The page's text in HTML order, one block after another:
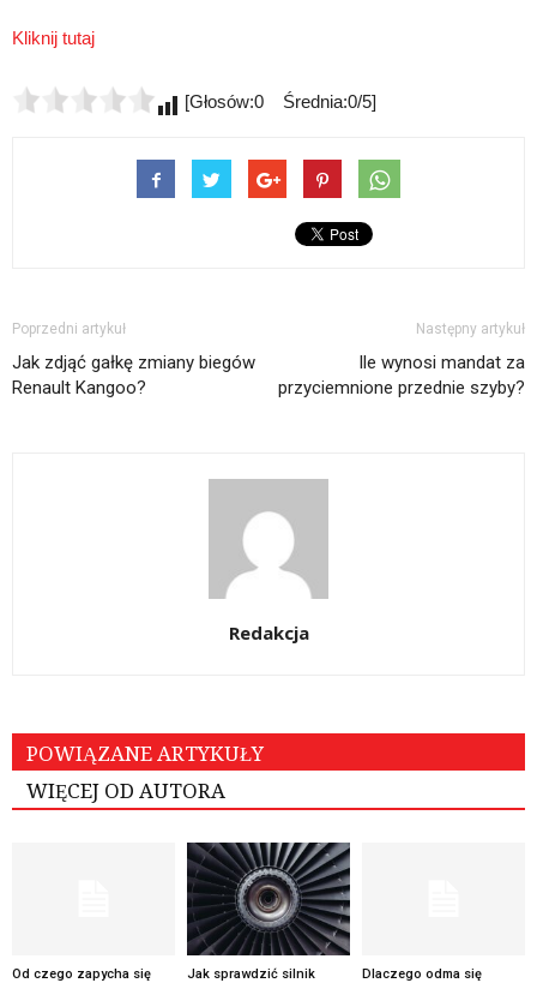
Kliknij tutaj
[Głosów:0 Średnia:0/5]
Poprzedni artykuł
Jak zdjąć gałkę zmiany biegów
Renault Kangoo?
Następny artykuł
Ile wynosi mandat za
przyciemnione przednie szyby?
Redakcja
POWIĄZANE ARTYKUŁY
WIĘCEJ OD AUTORA
Od czego zapycha się
Jak sprawdzić silnik
Dlaczego odma się